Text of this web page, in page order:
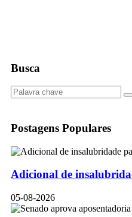
Busca
Postagens Populares
Adicional de
05-08-2026